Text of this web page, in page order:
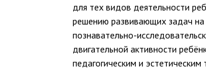
для тех видов деятельности
решению развивающих задач на
познавательно-
двигательной активности
педагогическим и эстетическим